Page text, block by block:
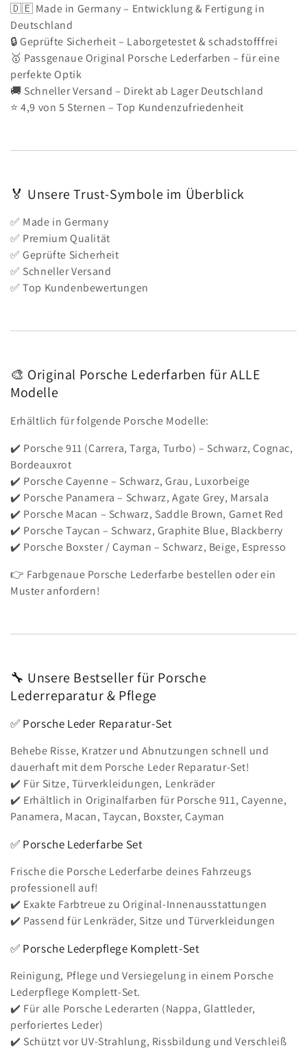
🇩🇪 Made in Germany – Entwicklung & Fertigung in
Deutschland
🔒 Geprüfte Sicherheit – Laborgetestet & schadstofffrei
🥇 Passgenaue Original Porsche Lederfarben – für eine
perfekte Optik
🚚 Schneller Versand – Direkt ab Lager Deutschland
⭐ 4,9 von 5 Sternen – Top Kundenzufriedenheit
🏅 Unsere Trust-Symbole im Überblick
✅ Made in Germany
✅ Premium Qualität
✅ Geprüfte Sicherheit
✅ Schneller Versand
✅ Top Kundenbewertungen
🎨 Original Porsche Lederfarben für ALLE
Modelle
Erhältlich für folgende Porsche Modelle:
✔️ Porsche 911 (Carrera, Targa, Turbo) – Schwarz, Cognac,
Bordeauxrot
✔️ Porsche Cayenne – Schwarz, Grau, Luxorbeige
✔️ Porsche Panamera – Schwarz, Agate Grey, Marsala
✔️ Porsche Macan – Schwarz, Saddle Brown, Garnet Red
✔️ Porsche Taycan – Schwarz, Graphite Blue, Blackberry
✔️ Porsche Boxster / Cayman – Schwarz, Beige, Espresso
👉 Farbgenaue Porsche Lederfarbe bestellen oder ein
Muster anfordern!
🔧 Unsere Bestseller für Porsche
Lederreparatur & Pflege
✅ Porsche Leder Reparatur-Set
Behebe Risse, Kratzer und Abnutzungen schnell und
dauerhaft mit dem Porsche Leder Reparatur-Set!
✔️ Für Sitze, Türverkleidungen, Lenkräder
✔️ Erhältlich in Originalfarben für Porsche 911, Cayenne,
Panamera, Macan, Taycan, Boxster, Cayman
✅ Porsche Lederfarbe Set
Frische die Porsche Lederfarbe deines Fahrzeugs
professionell auf!
✔️ Exakte Farbtreue zu Original-Innenausstattungen
✔️ Passend für Lenkräder, Sitze und Türverkleidungen
✅ Porsche Lederpflege Komplett-Set
Reinigung, Pflege und Versiegelung in einem Porsche
Lederpflege Komplett-Set.
✔️ Für alle Porsche Lederarten (Nappa, Glattleder,
perforiertes Leder)
✔️ Schützt vor UV-Strahlung, Rissbildung und Verschleiß